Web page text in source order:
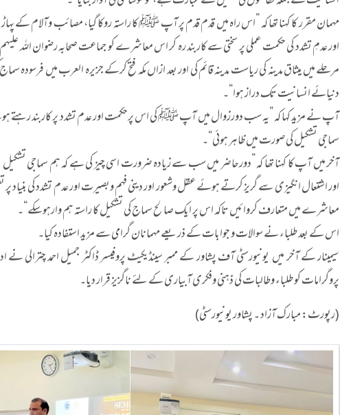
مہمان مقرر کا کہنا تھا کہ ”اس راہ میں قدم قدم پر آپ ﷺ کا راستہ روکا گیا، مصائب
اور عدمِ تشدد کی حکمت عملی پر سختی سے کاربند رہ کر اس معاشرے کو جماعت صحابہ رضوان اللہ
مرحلے میں میثاق مدینہ کی ریاست مدینہ قائم کی اور بعد ازاں مکہ فتح کرکے جزیرہ العرب میں
دنیائے انسانیت تک دراز ہوا“۔
آپ نے مزید کہا کہ ”یہ سب دورزوال میں آپ ﷺ کی اس پرحکمت اور عدم تشدد پر کاربند رہتے
سماجی تشکیل کی صورت میں ظاہر ہوئی“۔
آخر میں آپ کا کہنا تھا کہ ”دورحاضر میں سب سے زیادہ ضرورت اسی چیز کی ہے کہ ہم سماجی
اور اشتعال انگیزی سے گریز کرتے ہوئے عقل وشعور اور دینی فہم وبصیرت اور عدم تشدد کی بنیاد
معاشرے میں متعارف کروائیں تاکہ اس پر ایک صالح سماج کی تشکیل کا راستہ ہم وارہوسکے“۔
اس کے بعد طلباء نے سوالات و جوابات کے ذریعے مہمانان گرامی سے مزید استفادہ کیا۔
سیمینار کے آخر میں یونیورسٹی آف پشاور کے ممبر سینڈیکیٹ پروفیسر ڈاکٹر جمیل احمد چترالی نے
پروگرامات کو طلباء وطالبات کی ذہنی وفکری آبیاری کے لئے ناگزیز قرار دیا۔
(رپورٹ: مبارک آزاد ۔ پشاور یونیورسٹی)